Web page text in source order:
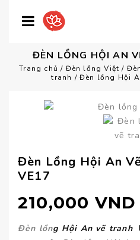
ĐÈN LỒNG HỘI AN
Trang chủ / Đèn lồng Việt /
tranh /Đèn lồng Hội
Đèn Lồng Hội An
VE17
210,000 VND
Đèn lồng Hội An vẽ tranh